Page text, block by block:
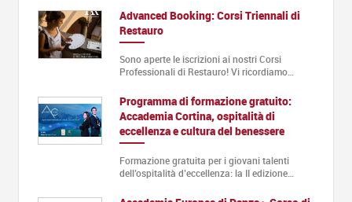
Advanced Booking: Corsi Triennali di
Restauro
Sono aperte le iscrizioni ai nostri Corsi
Professionali di Restauro! Vi ricordiamo…
Programma di formazione gratuito:
Accademia Cortina, ospitalità di
eccellenza e cultura del benessere
Formazione gratuita per i giovani talenti
dell’ospitalità d’eccellenza: la II edizione…